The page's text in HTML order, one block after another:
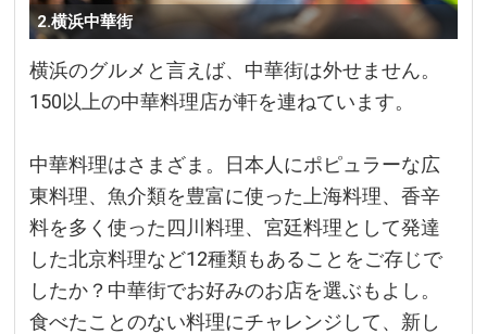
2.横浜中華街
横浜のグルメと言えば、中華街は外せません。
150以上の中華料理店が軒を連ねています。
中華料理はさまざま。日本人にポピュラーな広
東料理、魚介類を豊富に使った上海料理、香辛
料を多く使った四川料理、宮廷料理として発達
した北京料理など12種類もあることをご存じで
したか？中華街でお好みのお店を選ぶもよし。
食べたことのない料理にチャレンジして、新し